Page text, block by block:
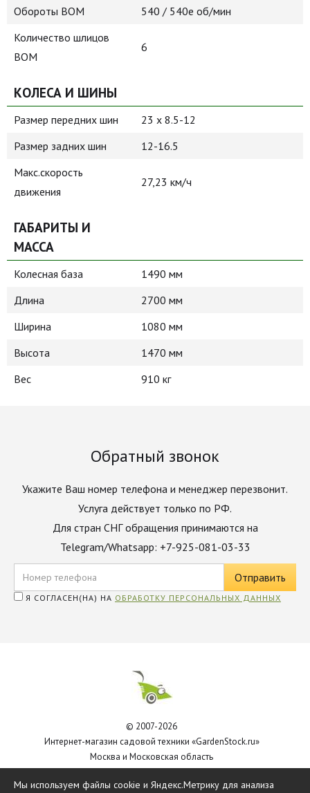
Обороты ВОМ
540 / 540e об/мин
Количество шлицов
ВОМ
6
КОЛЕСА И ШИНЫ
Размер передних шин
23 x 8.5-12
Размер задних шин
12-16.5
Макс.скорость
движения
27,23 км/ч
ГАБАРИТЫ И
МАССА
Колесная база
1490 мм
Длина
2700 мм
Ширина
1080 мм
Высота
1470 мм
Вес
910 кг
Обратный звонок
Укажите Ваш номер телефона и менеджер перезвонит.
Услуга действует только по РФ.
Для стран СНГ обращения принимаются на
Telegram/Whatsapp: +7-925-081-03-33
Я СОГЛАСЕН(НА) НА ОБРАБОТКУ ПЕРСОНАЛЬНЫХ ДАННЫХ
© 2007-2026
Интернет-магазин садовой техники «GardenStock.ru»
Москва и Московская область
Мы используем файлы cookie и Яндекс.Метрику для анализа